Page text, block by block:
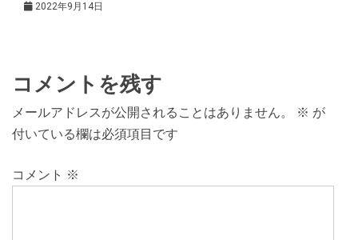
2022年9月14日
コメントを残す
メールアドレスが公開されることはありません。 ※ が
付いている欄は必須項目です
コメント ※